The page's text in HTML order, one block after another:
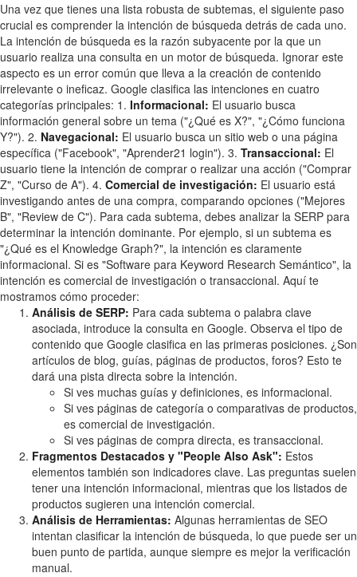
Una vez que tienes una lista robusta de subtemas, el siguiente paso
crucial es comprender la intención de búsqueda detrás de cada uno.
La intención de búsqueda es la razón subyacente por la que un
usuario realiza una consulta en un motor de búsqueda. Ignorar este
aspecto es un error común que lleva a la creación de contenido
irrelevante o ineficaz. Google clasifica las intenciones en cuatro
categorías principales: 1. Informacional: El usuario busca
información general sobre un tema ("¿Qué es X?", "¿Cómo funciona
Y?"). 2. Navegacional: El usuario busca un sitio web o una página
específica ("Facebook", "Aprender21 login"). 3. Transaccional: El
usuario tiene la intención de comprar o realizar una acción ("Comprar
Z", "Curso de A"). 4. Comercial de investigación: El usuario está
investigando antes de una compra, comparando opciones ("Mejores
B", "Review de C"). Para cada subtema, debes analizar la SERP para
determinar la intención dominante. Por ejemplo, si un subtema es
"¿Qué es el Knowledge Graph?", la intención es claramente
informacional. Si es "Software para Keyword Research Semántico", la
intención es comercial de investigación o transaccional. Aquí te
mostramos cómo proceder:
Análisis de SERP: Para cada subtema o palabra clave
asociada, introduce la consulta en Google. Observa el tipo de
contenido que Google clasifica en las primeras posiciones. ¿Son
artículos de blog, guías, páginas de productos, foros? Esto te
dará una pista directa sobre la intención.
Si ves muchas guías y definiciones, es informacional.
Si ves páginas de categoría o comparativas de productos,
es comercial de investigación.
Si ves páginas de compra directa, es transaccional.
Fragmentos Destacados y "People Also Ask": Estos
elementos también son indicadores clave. Las preguntas suelen
tener una intención informacional, mientras que los listados de
productos sugieren una intención comercial.
Análisis de Herramientas: Algunas herramientas de SEO
intentan clasificar la intención de búsqueda, lo que puede ser un
buen punto de partida, aunque siempre es mejor la verificación
manual.